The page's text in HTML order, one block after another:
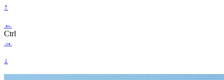
↑
←
Ctrl
→
↓